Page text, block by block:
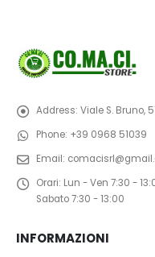
Address: Viale S. Bruno,
Phone: +39 0968 51039
Email:
Orari: Lun - Ven 7:30 -
Sabato 7:30 - 13:00
INFORMAZIONI